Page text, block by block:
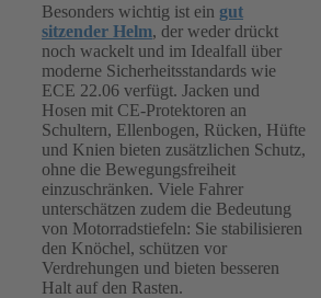
Besonders wichtig ist ein gut
sitzender Helm, der weder drückt
noch wackelt und im Idealfall über
moderne Sicherheitsstandards wie
ECE 22.06 verfügt. Jacken und
Hosen mit CE‑Protektoren an
Schultern, Ellenbogen, Rücken, Hüfte
und Knien bieten zusätzlichen Schutz,
ohne die Bewegungsfreiheit
einzuschränken. Viele Fahrer
unterschätzen zudem die Bedeutung
von Motorradstiefeln: Sie stabilisieren
den Knöchel, schützen vor
Verdrehungen und bieten besseren
Halt auf den Rasten.